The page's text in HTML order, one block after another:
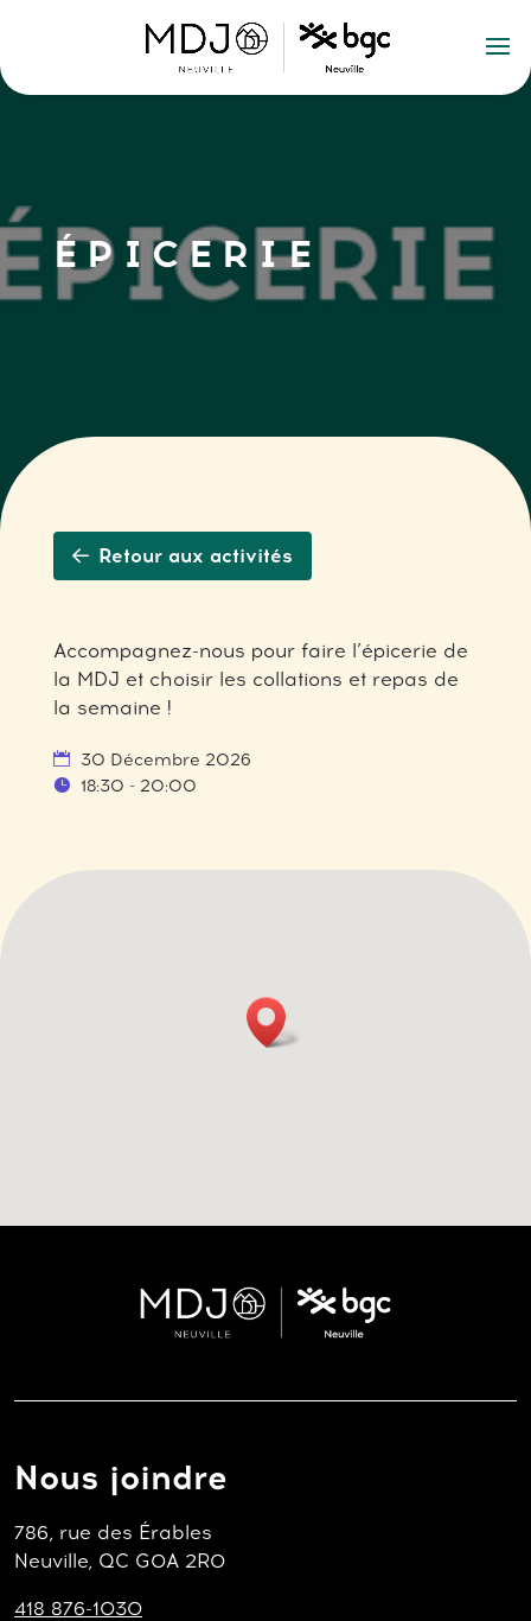
ÉPICERIE
Retour aux activités
Accompagnez-nous pour faire l’épicerie de
la MDJ et choisir les collations et repas de
la semaine !
30 Décembre 2026
18:30 - 20:00
Nous joindre
786, rue des Érables
Neuville, QC G0A 2R0
418 876-1030